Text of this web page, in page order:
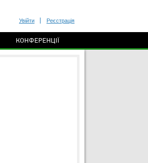
Увійти Реєстрація
КОНФЕРЕНЦІЇ